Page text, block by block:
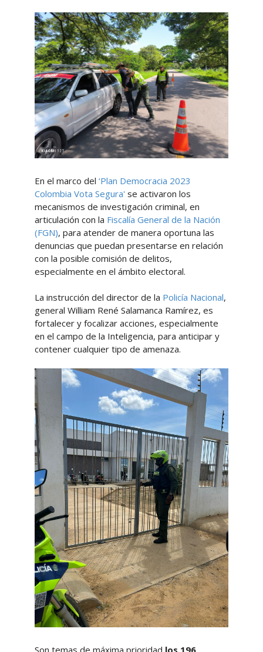
En el marco del ‘Plan Democracia 2023
Colombia Vota Segura'se activaron los
mecanismos de investigación criminal, en
articulación con la Fiscalía General de la Nación
(FGN), para atender de manera oportuna las
denuncias que puedan presentarse en relación
con la posible comisión de delitos,
especialmente en el ámbito electoral.
La instrucción del director de la Policía Nacional,
general William René Salamanca Ramírez, es
fortalecer y focalizar acciones, especialmente
en el campo de la Inteligencia, para anticipar y
contener cualquier tipo de amenaza.
Son temas de máxima prioridad los 196